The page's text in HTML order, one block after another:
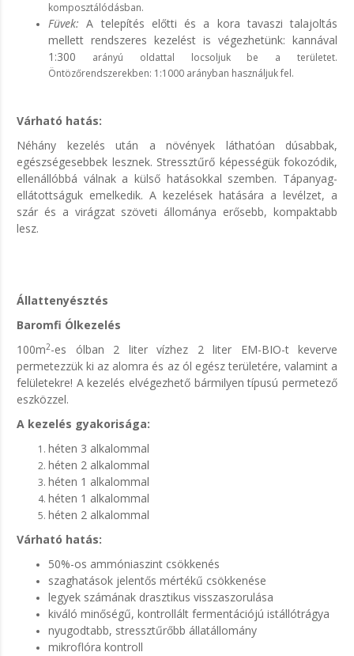
komposztálódásban.
Füvek: A telepítés előtti és a kora tavaszi talajoltás
mellett rendszeres kezelést is végezhetünk: kannával
1:300 arányú oldattal locsoljuk be a területet.
Öntözőrendszerekben: 1:1000 arányban használjuk fel.
Várható hatás:
Néhány kezelés után a növények láthatóan dúsabbak,
egészségesebbek lesznek. Stressztűrő képességük fokozódik,
ellenállóbbá válnak a külső hatásokkal szemben. Tápanyag-
ellátottságuk emelkedik. A kezelések hatására a levélzet, a
szár és a virágzat szöveti állománya erősebb, kompaktabb
lesz.
Állattenyésztés
Baromfi Ólkezelés
100m2-es ólban 2 liter vízhez 2 liter EM-BIO-t keverve
permetezzük ki az alomra és az ól egész területére, valamint a
felületekre! A kezelés elvégezhető bármilyen típusú permetező
eszközzel.
A kezelés gyakorisága:
héten 3 alkalommal
héten 2 alkalommal
héten 1 alkalommal
héten 1 alkalommal
héten 2 alkalommal
Várható hatás:
50%-os ammóniaszint csökkenés
szaghatások jelentős mértékű csökkenése
legyek számának drasztikus visszaszorulása
kiváló minőségű, kontrollált fermentációjú istállótrágya
nyugodtabb, stressztűrőbb állatállomány
mikroflóra kontroll